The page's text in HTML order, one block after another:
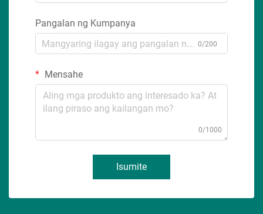
Pangalan ng Kumpanya
0/200
Mensahe
0/1000
Isumite